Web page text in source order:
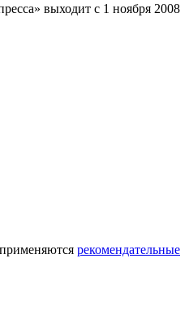
выходит с 1 ноября 2008
рекомендательные